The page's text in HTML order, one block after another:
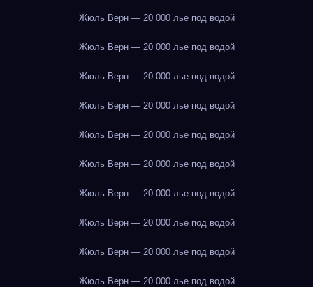
Жюль Верн — 20 000 лье под водой
Жюль Верн — 20 000 лье под водой
Жюль Верн — 20 000 лье под водой
Жюль Верн — 20 000 лье под водой
Жюль Верн — 20 000 лье под водой
Жюль Верн — 20 000 лье под водой
Жюль Верн — 20 000 лье под водой
Жюль Верн — 20 000 лье под водой
Жюль Верн — 20 000 лье под водой
Жюль Верн — 20 000 лье под водой